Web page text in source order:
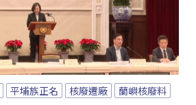
平埔族正名 核廢遷廠 蘭嶼核廢料